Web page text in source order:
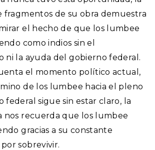
fragmentos de su obra demuestra
el hecho de que los lumbee
como indios sin el
ni la ayuda del gobierno federal.
el momento político actual,
de los lumbee hacia el pleno
federal sigue sin estar claro, la
nos recuerda que los lumbee
gracias a su constante
sobrevivir.